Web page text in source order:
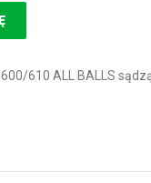
600/610 ALL BALLS